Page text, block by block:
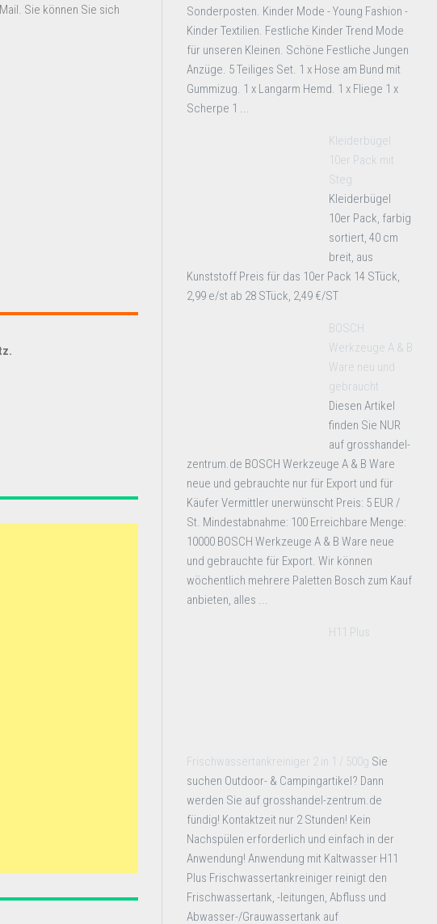
Sie können Sie sich
Sonderposten. Kinder Mode - Young Fashion -
Kinder Textilien. Festliche Kinder Trend Mode
für unseren Kleinen. Schöne Festliche Jungen
Anzüge. 5 Teiliges Set. 1 x Hose am Bund mit
Gummizug. 1 x Langarm Hemd. 1 x Fliege 1 x
Scherpe 1 ...
Kleiderbügel
10er Pack mit
Steg
Kleiderbügel
10er Pack, farbig
sortiert, 40 cm
breit, aus
Kunststoff Preis für das 10er Pack 14 STück,
2,99 e/st ab 28 STück, 2,49 €/ST
BOSCH
Werkzeuge A & B
Ware neu und
gebraucht
Diesen Artikel
finden Sie NUR
auf grosshandel-
zentrum.de BOSCH Werkzeuge A & B Ware
neue und gebrauchte nur für Export und für
Käufer Vermittler unerwünscht Preis: 5 EUR /
St. Mindestabnahme: 100 Erreichbare Menge:
10000 BOSCH Werkzeuge A & B Ware neue
und gebrauchte für Export. Wir können
wöchentlich mehrere Paletten Bosch zum Kauf
anbieten, alles ...
H11 Plus
Frischwassertankreiniger 2 in 1 / 500g Sie
suchen Outdoor- & Campingartikel? Dann
werden Sie auf grosshandel-zentrum.de
fündig! Kontaktzeit nur 2 Stunden! Kein
Nachspülen erforderlich und einfach in der
Anwendung! Anwendung mit Kaltwasser H11
Plus Frischwassertankreiniger reinigt den
Frischwassertank, -leitungen, Abfluss und
Abwasser-/Grauwassertank auf